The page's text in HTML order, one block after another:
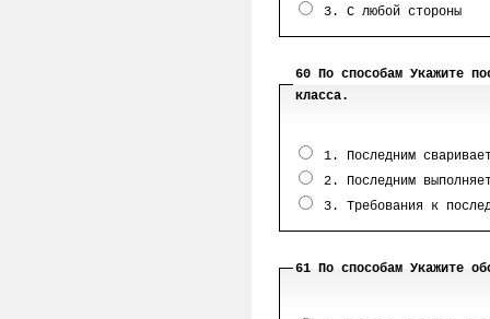
3. С любой стороны
60 По способам Укажите
класса.
1. Последним
2. Последним
3. Требования к
61 По способам Укажите